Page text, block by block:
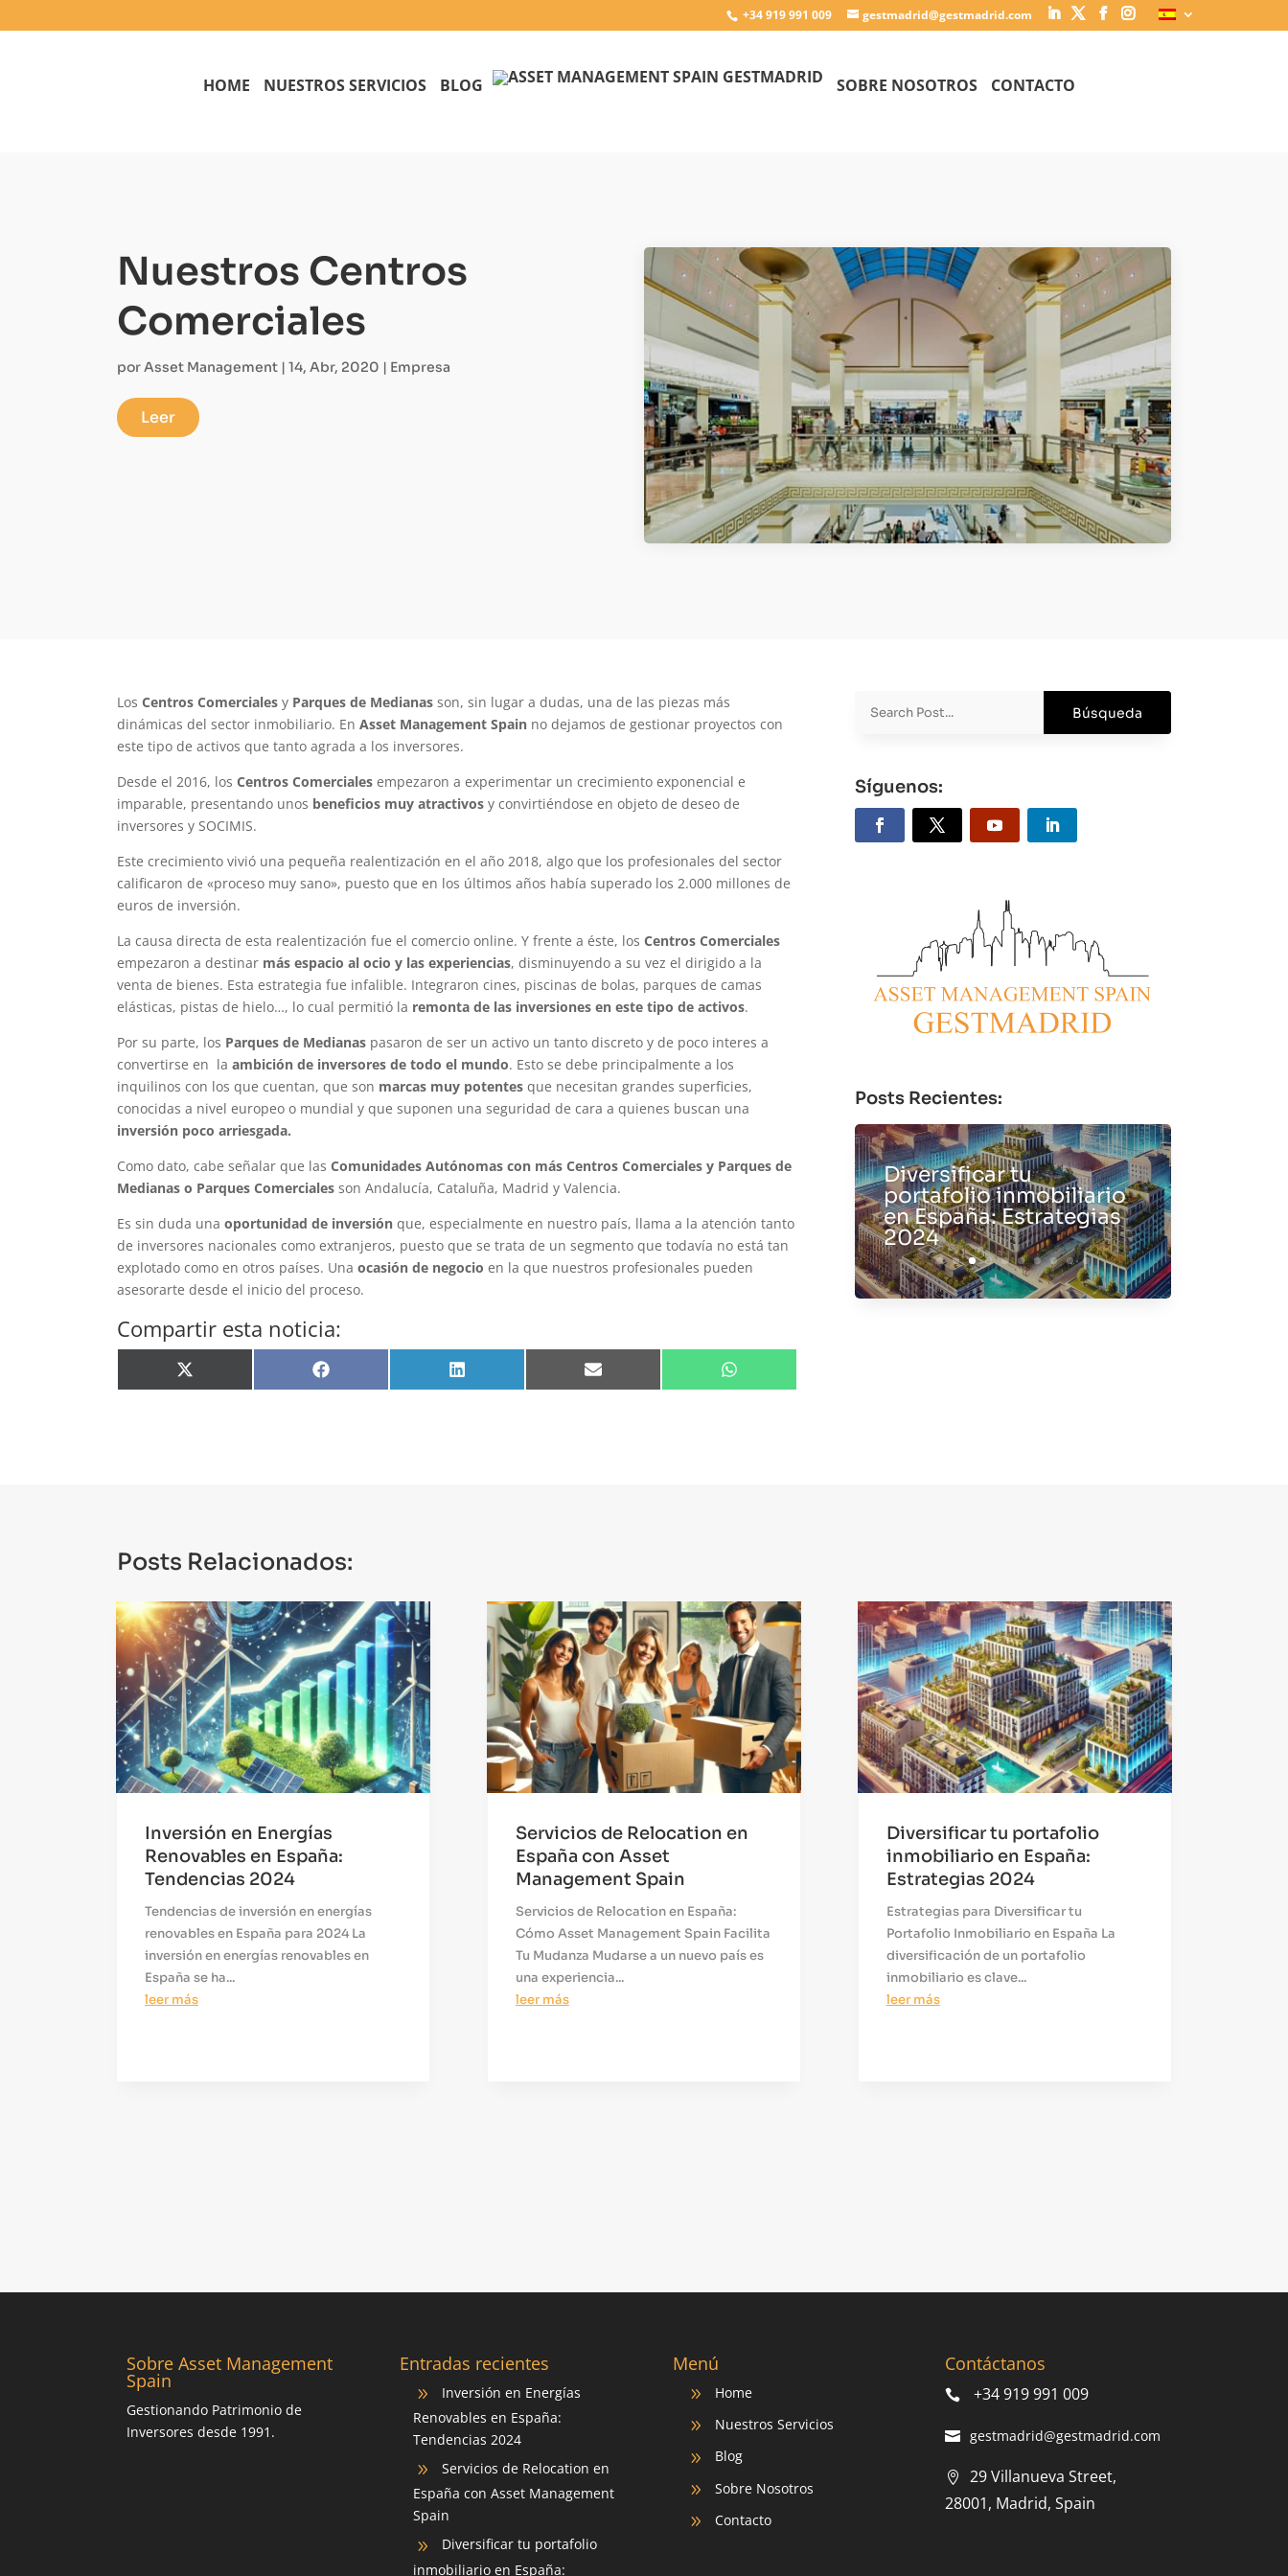
+34 919 991 009 gestmadrid@gestmadrid.com
HOME NUESTROS SERVICIOS BLOG SOBRE NOSOTROS CONTACTO
Nuestros Centros
Comerciales
porAsset Management | 14, Abr, 2020 | Empresa
Leer
Los Centros Comerciales y Parques de Medianas son, sin lugar a dudas, una de las piezas más
dinámicas del sector inmobiliario. En Asset Management Spain no dejamos de gestionar proyectos con
este tipo de activos que tanto agrada a los inversores.
Desde el 2016, los Centros Comerciales empezaron a experimentar un crecimiento exponencial e
imparable, presentando unos beneficios muy atractivos y convirtiéndose en objeto de deseo de
inversores y SOCIMIS.
Este crecimiento vivió una pequeña realentización en el año 2018, algo que los profesionales del sector
calificaron de «proceso muy sano», puesto que en los últimos años había superado los 2.000 millones de
euros de inversión.
La causa directa de esta realentización fue el comercio online. Y frente a éste, los Centros Comerciales
empezaron a destinar más espacio al ocio y las experiencias, disminuyendo a su vez el dirigido a la
venta de bienes. Esta estrategia fue infalible. Integraron cines, piscinas de bolas, parques de camas
elásticas, pistas de hielo…, lo cual permitió la remonta de las inversiones en este tipo de activos.
Por su parte, los Parques de Medianas pasaron de ser un activo un tanto discreto y de poco interes a
convertirse en la ambición de inversores de todo el mundo. Esto se debe principalmente a los
inquilinos con los que cuentan, que son marcas muy potentes que necesitan grandes superficies,
conocidas a nivel europeo o mundial y que suponen una seguridad de cara a quienes buscan una
inversión poco arriesgada.
Como dato, cabe señalar que las Comunidades Autónomas con más Centros Comerciales y Parques de
Medianas o Parques Comerciales son Andalucía, Cataluña, Madrid y Valencia.
Es sin duda una oportunidad de inversión que, especialmente en nuestro país, llama a la atención tanto
de inversores nacionales como extranjeros, puesto que se trata de un segmento que todavía no está tan
explotado como en otros países. Una ocasión de negocio en la que nuestros profesionales pueden
asesorarte desde el inicio del proceso.
Compartir esta noticia:
Compartir
en
Compartir
en
Compartir
en
Compartir
en
Compartir
en
Síguenos:
Posts Recientes:
Diversificar tu
portafolio inmobiliario
en España: Estrategias
2024
Posts Relacionados:
Inversión en Energías
Renovables en España:
Tendencias 2024
Tendencias de inversión en energías
renovables en España para 2024 La
inversión en energías renovables en
España se ha...
leer más
Servicios de Relocation en
España con Asset
Management Spain
Servicios de Relocation en España:
Cómo Asset Management Spain Facilita
Tu Mudanza Mudarse a un nuevo país es
una experiencia...
leer más
Diversificar tu portafolio
inmobiliario en España:
Estrategias 2024
Estrategias para Diversificar tu
Portafolio Inmobiliario en España La
diversificación de un portafolio
inmobiliario es clave...
leer más
Sobre Asset Management
Spain
Gestionando Patrimonio de
Inversores desde 1991.
Entradas recientes
9
Inversión en Energías
Renovables en España:
Tendencias 2024
9
Servicios de Relocation en
España con Asset Management
Spain
9
Diversificar tu portafolio
inmobiliario en España:
Menú
9 Home
9 Nuestros Servicios
9 Blog
9 Sobre Nosotros
9 Contacto
Contáctanos
+34 919 991 009
gestmadrid@gestmadrid.com
29 Villanueva Street,
28001, Madrid, Spain